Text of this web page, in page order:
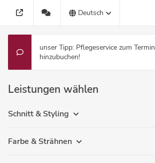
Deutsch
unser Tipp: Pflegeservice zum Termin
hinzubuchen!
Leistungen wählen
Schnitt & Styling
Farbe & Strähnen